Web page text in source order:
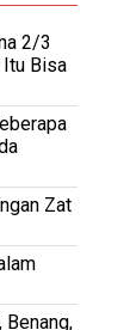
2/3
Itu Bisa
Zat
Benang,